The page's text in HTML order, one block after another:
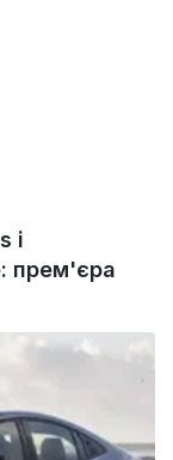
і
прем'єра